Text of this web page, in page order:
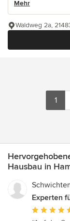
Mehr
Waldweg 2a,
1
Hausbau in
Experten